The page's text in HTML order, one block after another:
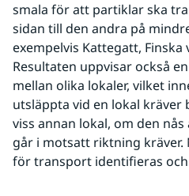
smala för att partiklar ska
sidan till den andra på
exempelvis Kattegatt, Finska
Resultaten uppvisar också
mellan olika lokaler, vilket
utsläppta vid en lokal
viss annan lokal, om den
går i motsatt riktning
för transport identifieras